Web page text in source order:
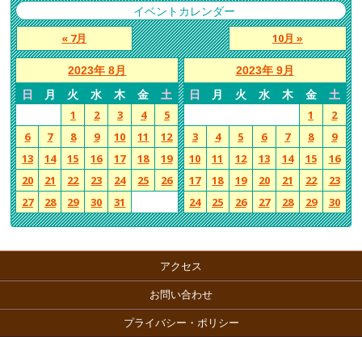
イベントカレンダー
« 7月 10月 »
2023年 8月
日
月 火 水 木 金 土
1 2 3 4
5
6
7 8 9 10 11
12
13
14 15 16 17 18
19
20
21 22 23 24 25
26
27
28 29 30 31
2023年 9月
日
月 火 水 木 金 土
1
2
3
4 5 6 7 8
9
10
11 12 13 14 15
16
17
18 19 20 21 22
23
24
25 26 27 28 29 30
アクセス
お問い合わせ
プライバシー・ポリシー